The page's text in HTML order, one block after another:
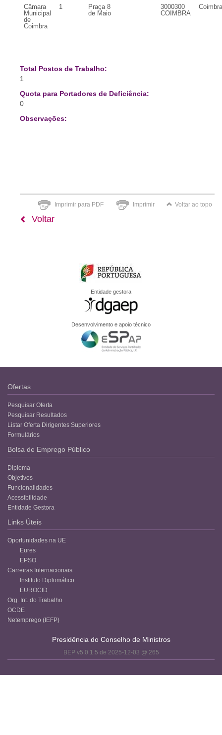
Câmara
Municipal
de
Coimbra
1
Praça 8
de Maio
3000300
COIMBRA
Coimbra
Total Postos de Trabalho:
1
Quota para Portadores de Deficiência:
0
Observações:
Imprimir para PDF Imprimir Voltar ao topo
Voltar
Entidade gestora
Desenvolvimento e apoio técnico
Ofertas
Pesquisar Oferta
Pesquisar Resultados
Listar Oferta Dirigentes Superiores
Formulários
Bolsa de Emprego Público
Diploma
Objetivos
Funcionalidades
Acessibilidade
Entidade Gestora
Links Úteis
Oportunidades na UE
Eures
EPSO
Carreiras Internacionais
Instituto Diplomático
EUROCID
Org. Int. do Trabalho
OCDE
Netemprego (IEFP)
Presidência do Conselho de Ministros
BEP v5.0.1.5 de 2025-12-03 @ 265